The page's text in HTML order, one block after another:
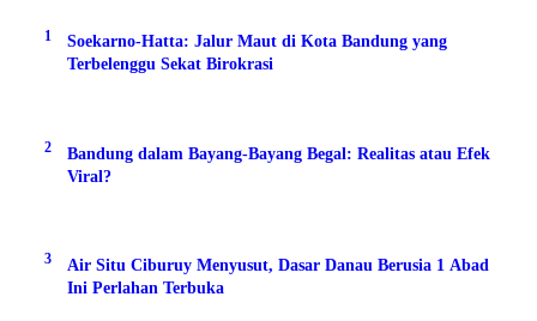
1
Soekarno-Hatta: Jalur Maut di Kota Bandung yang
Terbelenggu Sekat Birokrasi
2
Bandung dalam Bayang-Bayang Begal: Realitas atau Efek
Viral?
3
Air Situ Ciburuy Menyusut, Dasar Danau Berusia 1 Abad
Ini Perlahan Terbuka